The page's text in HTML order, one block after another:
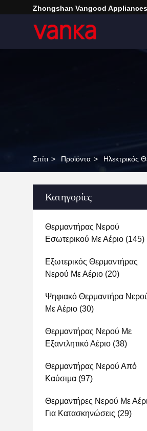
Zhongshan Vangood
Σπίτι > Προϊόντα > Ηλεκτρικός
Κατηγορίες
Θερμαντήρας Νερού
Εσωτερικού Με Αέριο (145)
Εξωτερικός Θερμαντήρας
Νερού Με Αέριο (20)
Ψηφιακό Θερμαντήρα
Με Αέριο (30)
Θερμαντήρας Νερού Με
Εξαντλητικό Αέριο (38)
Θερμαντήρας Νερού Από
Καύσιμα (97)
Θερμαντήρες Νερού Με
Για Κατασκηνώσεις (29)